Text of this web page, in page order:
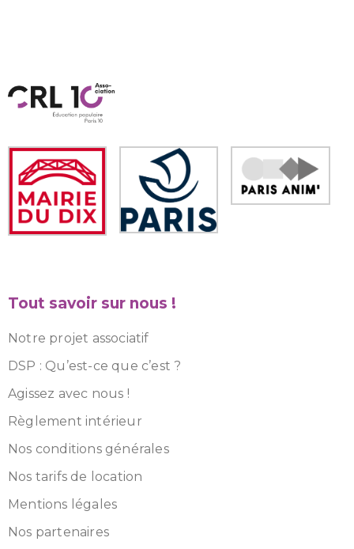
Tout savoir sur nous !
Notre projet associatif
DSP : Qu’est-ce que c’est ?
Agissez avec nous !
Règlement intérieur
Nos conditions générales
Nos tarifs de location
Mentions légales
Nos partenaires